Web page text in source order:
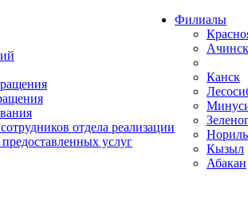
отдела реализации
предоставленных услуг
Филиалы
Ачинск
Канск
Кызыл
Абакан